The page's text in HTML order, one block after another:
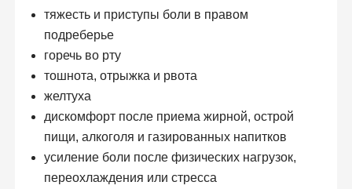
тяжесть и приступы боли в правом
подреберье
горечь во рту
тошнота, отрыжка и рвота
желтуха
дискомфорт после приема жирной, острой
пищи, алкоголя и газированных напитков
усиление боли после физических нагрузок,
переохлаждения или стресса